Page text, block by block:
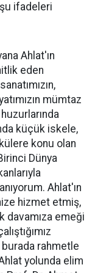
ifadeleri
Ahlat'ın
eden
mümtaz
küçük iskele,
konu olan
Dünya
Ahlat'ın
hizmet etmiş,
davamıza emeği
rahmetle
yolunda elim